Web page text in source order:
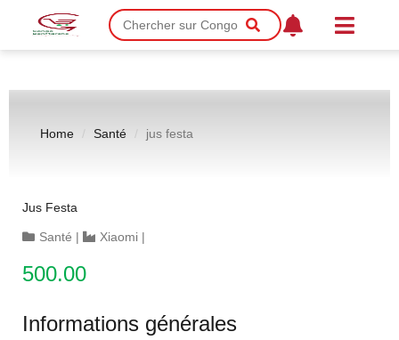
Home Santé jus festa
Jus Festa
Santé | Xiaomi |
500.00
Informations générales